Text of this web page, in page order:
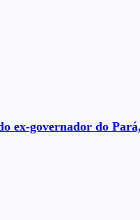
ex-governador do